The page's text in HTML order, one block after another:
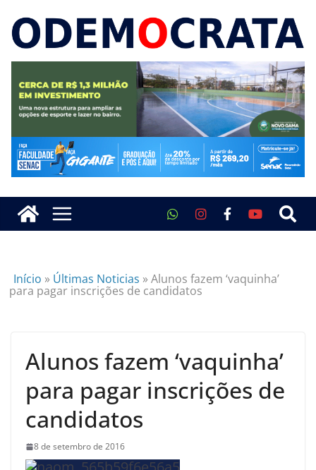
Início » Últimas Noticias »Alunos fazem ‘vaquinha’
para pagar inscrições de candidatos
Alunos fazem ‘vaquinha’
para pagar inscrições de
candidatos
8 de setembro de 2016